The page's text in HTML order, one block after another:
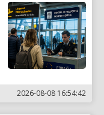
2026-08-08 16:54:42